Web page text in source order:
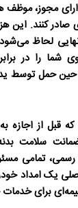
مجوز، موظف
صادر کنند. این
لحاظ می‌شود
شما را در
حین حمل توسط
که قبل از اجازه
سلامت
رسمی، تمامی
یکامداد
برای خدمات